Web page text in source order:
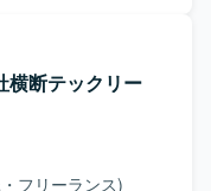
クエンド、インフ
、フルスタックエ
ていただけます。
トエンド環境と、
バックエンド環境
にインフラを構築
一気通貫で担当い
ラまでシステム全
債の解消、顧客へ
人物
ントエンドからバ
的に関わることが
横断テックリー
フリーランス)